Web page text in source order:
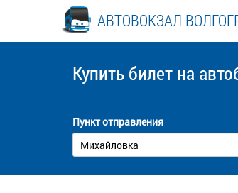
АВТОВОКЗАЛ
Купить билет на
Пункт отправления